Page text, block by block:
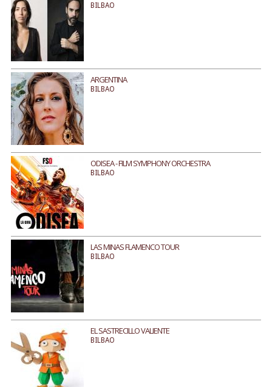
BILBAO
ARGENTINA
BILBAO
ODISEA - FILM SYMPHONY ORCHESTRA
BILBAO
LAS MINAS FLAMENCO TOUR
BILBAO
EL SASTRECILLO VALIENTE
BILBAO